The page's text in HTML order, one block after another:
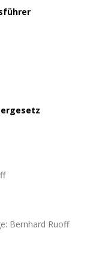
Bernhard Ruoff